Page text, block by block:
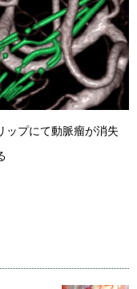
ップにて動脈瘤が消失